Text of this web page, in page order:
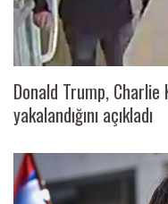
Donald Trump,
yakalandığını açıkladı